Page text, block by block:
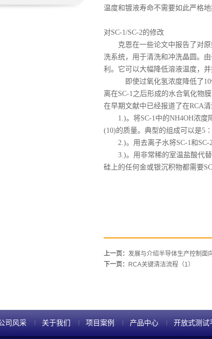
温度和镀液寿命不需要如此严格地
对SC-1/SC-2的修改
克恩在一些论文中报告了对
洗系统，用于清洗和冲洗晶圆。
利。它可以大幅降低溶液温度，
即使过氧化氢浓度降低了
离在SC-1之后形成的水合氧化物
在早期文献中已经报道了在RCA
1.)。将SC-1中的NH4OH浓
(10)的质量。典型的组成可以是
2.)。用去离子水将SC-1和
3.)。用非常稀的室温盐酸代
硅上的任何金或银沉积物都需要
上一页： 发展与介绍半导体生产控制面
下一页： RCA关键清洁流程（1）
司风采 关于我们 项目案例 产品中心 开放式测试